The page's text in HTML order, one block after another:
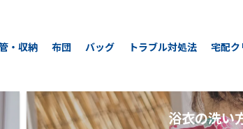
・収納 布団 バッグ トラブル対処法 宅配ク
浴衣の洗い